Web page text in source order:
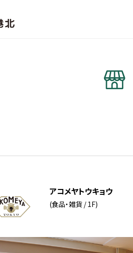
アコメヤトウキョウ
(食品・雑貨 / 1F)